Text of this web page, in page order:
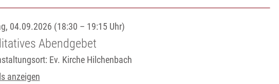
04.09.2026 (18:30 – 19:15 Uhr)
Abendgebet
Ev. Kirche Hilchenbach
anzeigen